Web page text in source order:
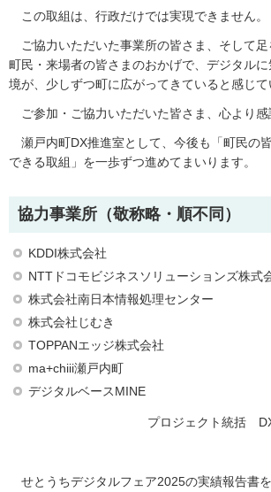
この取組は、行政だけでは実現できません。
ご協力いただいた事業所の皆さま、そして足
町民・来場者の皆さまのおかげで、デジタル
境が、少しずつ町に広がってきていると感じて
ご参加・ご協力いただいた皆さま、心より感
瀬戸内町DX推進室として、今後も「町民の
できる取組」を一歩ずつ進めてまいります。
協力事業所（敬称略・順不同）
KDDI株式会社
NTTドコモビジネスソリューションズ株式
株式会社南日本情報処理センター
株式会社じむき
TOPPANエッジ株式会社
ma+chiii瀬戸内町
デジタルベースMINE
プロジェクト統括
せとうちデジタルフェア2025の実績報告書